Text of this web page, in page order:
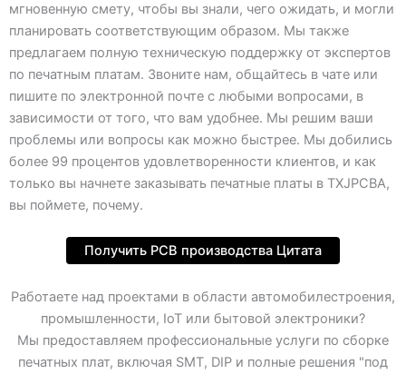
мгновенную смету, чтобы вы знали, чего ожидать, и могли
планировать соответствующим образом. Мы также
предлагаем полную техническую поддержку от экспертов
по печатным платам. Звоните нам, общайтесь в чате или
пишите по электронной почте с любыми вопросами, в
зависимости от того, что вам удобнее. Мы решим ваши
проблемы или вопросы как можно быстрее. Мы добились
более 99 процентов удовлетворенности клиентов, и как
только вы начнете заказывать печатные платы в TXJPCBA,
вы поймете, почему.
Получить PCB производства Цитата
Работаете над проектами в области автомобилестроения,
промышленности, IoT или бытовой электроники?
Мы предоставляем профессиональные услуги по сборке
печатных плат, включая SMT, DIP и полные решения "под